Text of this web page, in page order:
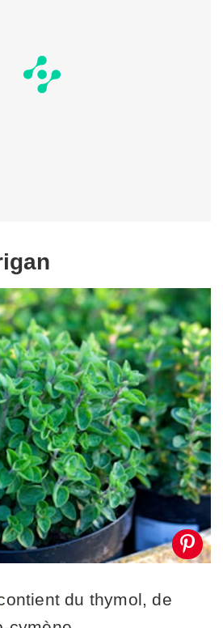
du thymol, de